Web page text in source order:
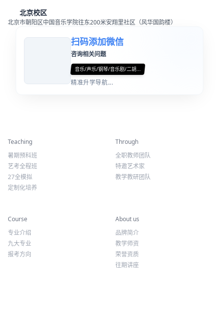
北京校区
北京市朝阳区中国音乐学院往东200米安翔里社区（风华国韵楼）
扫码添加微信
咨询相关问题
音乐/声乐/钢琴/音乐剧/二胡...
精准升学导航...
Teaching
暑期预科班
艺考全程班
27全模拟
定制化培养
Through
全职教师团队
特邀艺术家
教学教研团队
Course
专业介绍
九大专业
报考方向
About us
品牌简介
教学师资
荣誉资质
往期讲座